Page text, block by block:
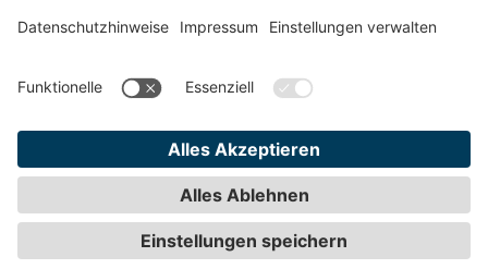
Impressum
Teilnahmebedingungen
Privatsphäre